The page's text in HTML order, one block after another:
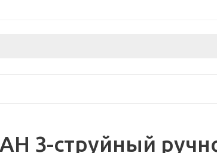
3-струйный